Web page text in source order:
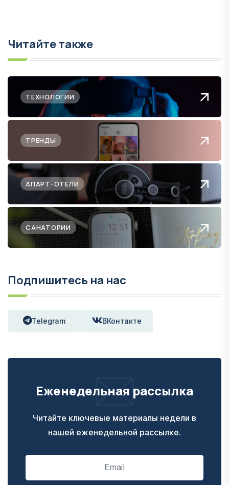
Читайте также
ТЕХНОЛОГИИ
ТРЕНДЫ
АПАРТ-ОТЕЛИ
САНАТОРИИ
Подпишитесь на нас
Telegram ВКонтакте
Еженедельная рассылка
Читайте ключевые материалы недели в
нашей еженедельной рассылке.